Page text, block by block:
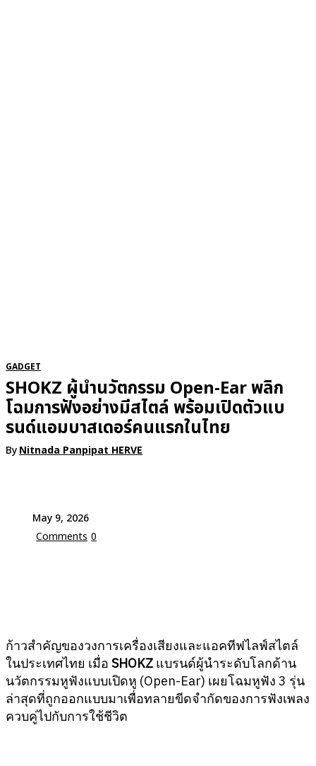
May 9, 2026
Comments 0
GADGET
SHOKZ ผู้นำนวัตกรรม Open-Ear พลิก
โฉมการฟังอย่างมีสไตล์ พร้อมเปิดตัวแบ
รนด์แอมบาสเดอร์คนแรกในไทย
ByNitnada Panpipat HERVE
ก้าวสำคัญของวงการเครื่องเสียงและแอคทีฟไลฟ์สไตล์
ในประเทศไทย เมื่อ SHOKZ แบรนด์ผู้นำระดับโลกด้าน
นวัตกรรมหูฟังแบบเปิดหู (Open-Ear) เผยโฉมหูฟัง 3 รุ่น
ล่าสุดที่ถูกออกแบบมาเพื่อทลายขีดจำกัดของการฟังเพลง
ควบคู่ไปกับการใช้ชีวิต